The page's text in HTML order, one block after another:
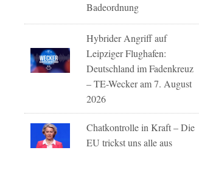
Badeordnung
Hybrider Angriff auf
Leipziger Flughafen:
Deutschland im Fadenkreuz
– TE-Wecker am 7. August
2026
Chatkontrolle in Kraft – Die
EU trickst uns alle aus